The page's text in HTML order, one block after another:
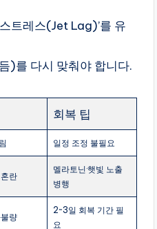
트레스(Jet Lag)’를 유
)를 다시 맞춰야 합니다.
회복 팁
일정 조정 불필요
란
멜라토닌·햇빛 노출
병행
량
2~3일 회복 기간 필
요